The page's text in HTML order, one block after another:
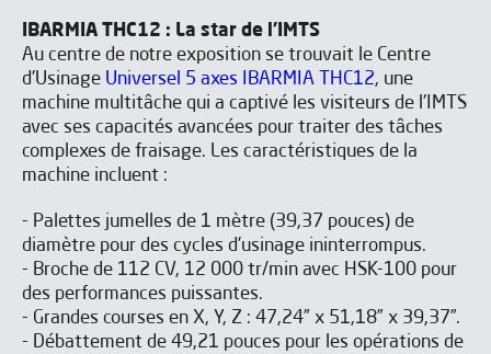
IBARMIA THC12 : La star de l'IMTS
Au centre de notre exposition se trouvait le Centre
d'Usinage Universel 5 axes IBARMIA THC12, une
machine multitâche qui a captivé les visiteurs de l'IMTS
avec ses capacités avancées pour traiter des tâches
complexes de fraisage. Les caractéristiques de la
machine incluent :
- Palettes jumelles de 1 mètre (39,37 pouces) de
diamètre pour des cycles d'usinage ininterrompus.
- Broche de 112 CV, 12 000 tr/min avec HSK-100 pour
des performances puissantes.
- Grandes courses en X, Y, Z : 47,24” x 51,18” x 39,37”.
- Débattement de 49,21 pouces pour les opérations de